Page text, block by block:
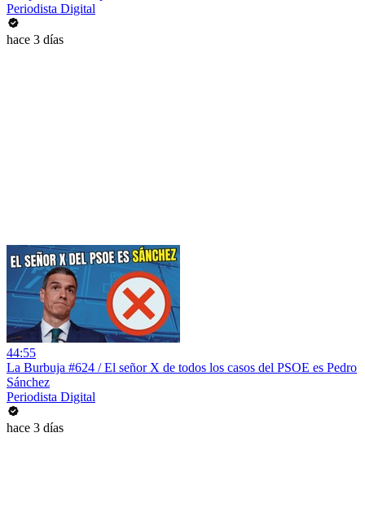
Periodista Digital
hace 3 días
44:55
La Burbuja #624 / El señor X de todos los casos del PSOE es Pedro
Sánchez
Periodista Digital
hace 3 días